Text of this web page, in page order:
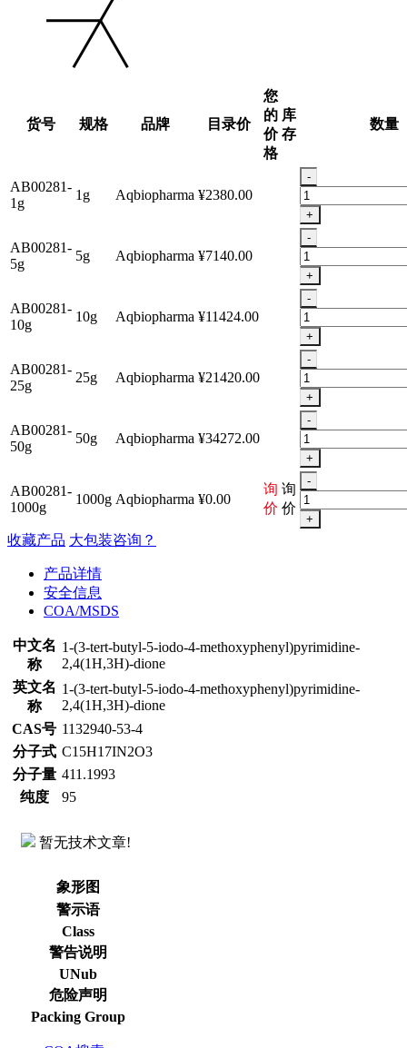
货号 规格 品牌 目录价
您
的
价
格
库
存
数量
AB00281-
1g
1g Aqbiopharma ¥2380.00
-
+
AB00281-
5g
5g Aqbiopharma ¥7140.00
-
+
AB00281-
10g
10g Aqbiopharma ¥11424.00
-
+
AB00281-
25g
25g Aqbiopharma ¥21420.00
-
+
AB00281-
50g
50g Aqbiopharma ¥34272.00
-
+
AB00281-
1000g
1000g Aqbiopharma ¥0.00
询
价
询
价
-
+
收藏产品 大包装咨询？
产品详情
安全信息
COA/MSDS
中文名
称
1-(3-tert-butyl-5-iodo-4-methoxyphenyl)pyrimidine-
2,4(1H,3H)-dione
英文名
称
1-(3-tert-butyl-5-iodo-4-methoxyphenyl)pyrimidine-
2,4(1H,3H)-dione
CAS号 1132940-53-4
分子式 C15H17IN2O3
分子量 411.1993
纯度
95
暂无技术文章!
象形图
警示语
Class
警告说明
UNub
危险声明
Packing Group